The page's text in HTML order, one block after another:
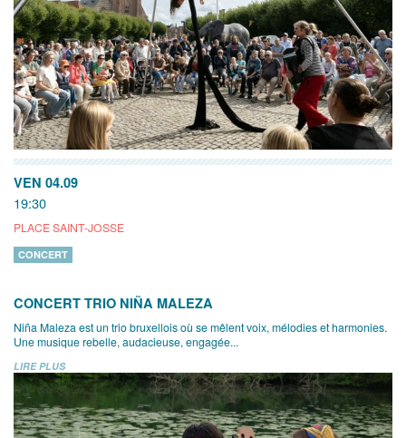
VEN 04.09
19:30
PLACE SAINT-JOSSE
CONCERT
CONCERT TRIO NIÑA MALEZA
Niña Maleza est un trio bruxellois où se mêlent voix, mélodies et harmonies.
Une musique rebelle, audacieuse, engagée...
LIRE PLUS